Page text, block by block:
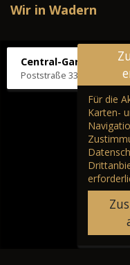
Wir in Wadern
Central-Garage H.
Poststraße 33, 66687
Für die
Karten-